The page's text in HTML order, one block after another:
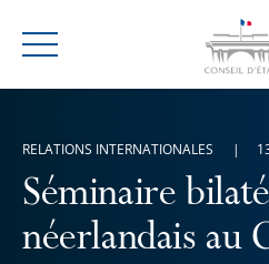
Menu
Séminaire
néerlandais au
RELATIONS INTERNATIONALES